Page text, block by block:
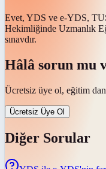
Evet, YDS ve e-YDS,
Hekimliğinde Uzmanlık
sınavdır.
Hâlâ sorun mu
Ücretsiz üye ol, eğitim
Ücretsiz Üye Ol
Diğer Sorular